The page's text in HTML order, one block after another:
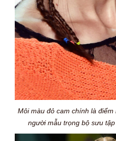
Môi màu đỏ cam chính là
người mẫu trọng bộ sưu